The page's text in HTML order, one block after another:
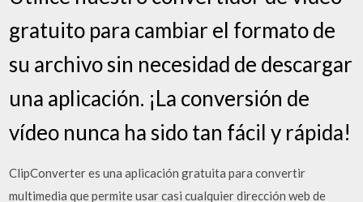
gratuito para cambiar el formato de
su archivo sin necesidad de descargar
una aplicación. ¡La conversión de
vídeo nunca ha sido tan fácil y rápida!
ClipConverter es una aplicación gratuita para convertir
multimedia que permite usar casi cualquier dirección web de